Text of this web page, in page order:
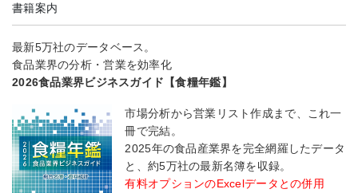
書籍案内
最新5万社のデータベース。
食品業界の分析・営業を効率化
2026食品業界ビジネスガイド【食糧年鑑】
市場分析から営業リスト作成まで、これ一
冊で完結。
2025年の食品産業界を完全網羅したデータ
と、約5万社の最新名簿を収録。
有料オプションのExcelデータとの併用